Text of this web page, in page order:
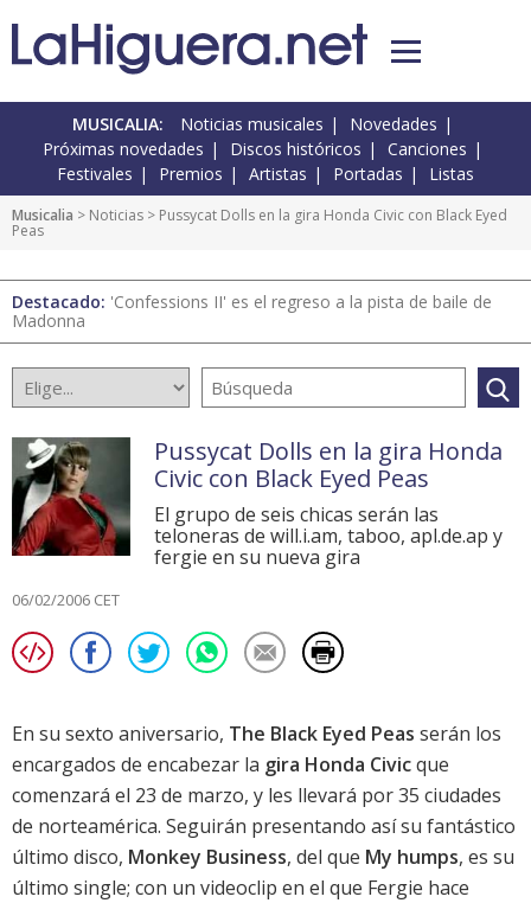
MUSICALIA: Noticias musicales
Novedades
Próximas novedades
Discos históricos
Canciones
Festivales
Premios Artistas Portadas Listas
Musicalia > Noticias > Pussycat Dolls en la gira Honda Civic con Black Eyed
Peas
Destacado: 'Confessions II' es el regreso a la pista de baile de
Madonna
Pussycat Dolls en la gira Honda
Civic con Black Eyed Peas
El grupo de seis chicas serán las
teloneras de will.i.am, taboo, apl.de.ap y
fergie en su nueva gira
06/02/2006 CET
En su sexto aniversario, The Black Eyed Peas serán los
encargados de encabezar la gira Honda Civicque
comenzará el 23 de marzo, y les llevará por 35 ciudades
de norteamérica. Seguirán presentando así su fantástico
último disco, Monkey Business, del que My humps, es su
último single; con un videoclip en el que Fergie hace